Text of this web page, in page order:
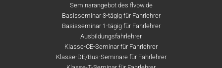
Seminarangebot des flvbw.de
Basisseminar 3-tägig für Fahrlehrer
Basisseminar 1-tägig für Fahrlehrer
Ausbildungsfahrlehrer
Klasse-CE-Seminar für Fahrlehrer
Klasse-DE/Bus-Seminare für Fahrlehrer